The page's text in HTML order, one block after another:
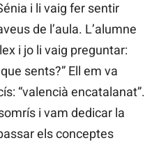
i li vaig fer sentir
de l’aula. L’alumne
i jo li vaig preguntar:
sents?” Ell em va
“valencià encatalanat”.
i vam dedicar la
els conceptes